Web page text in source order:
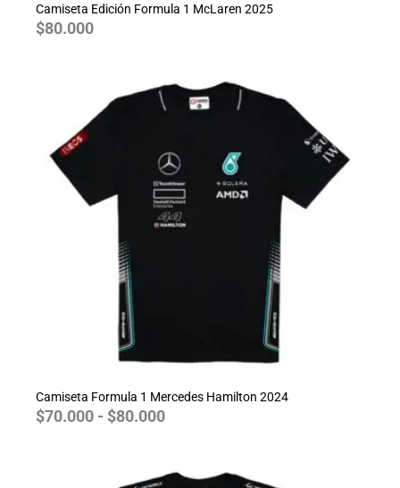
Camiseta Edición Formula 1 McLaren 2025
$80.000
Camiseta Formula 1 Mercedes Hamilton 2024
$70.000 - $80.000
de
precios:
hasta
$80.000